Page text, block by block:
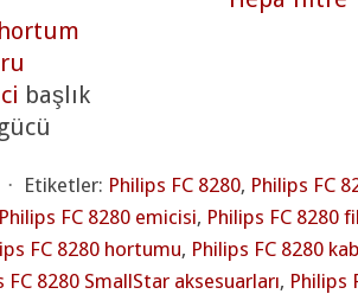
hortum
başlık
⋅ Etiketler: Philips FC 8280, Philips FC
Philips FC 8280 emicisi, Philips FC 8280
FC 8280 hortumu, Philips FC 8280
FC 8280 SmallStar aksesuarları, Philips